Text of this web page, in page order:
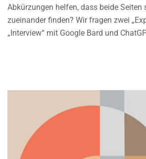
Abkürzungen helfen, dass beide Seiten
zueinander finden? Wir fragen zwei
„Interview“ mit Google Bard und